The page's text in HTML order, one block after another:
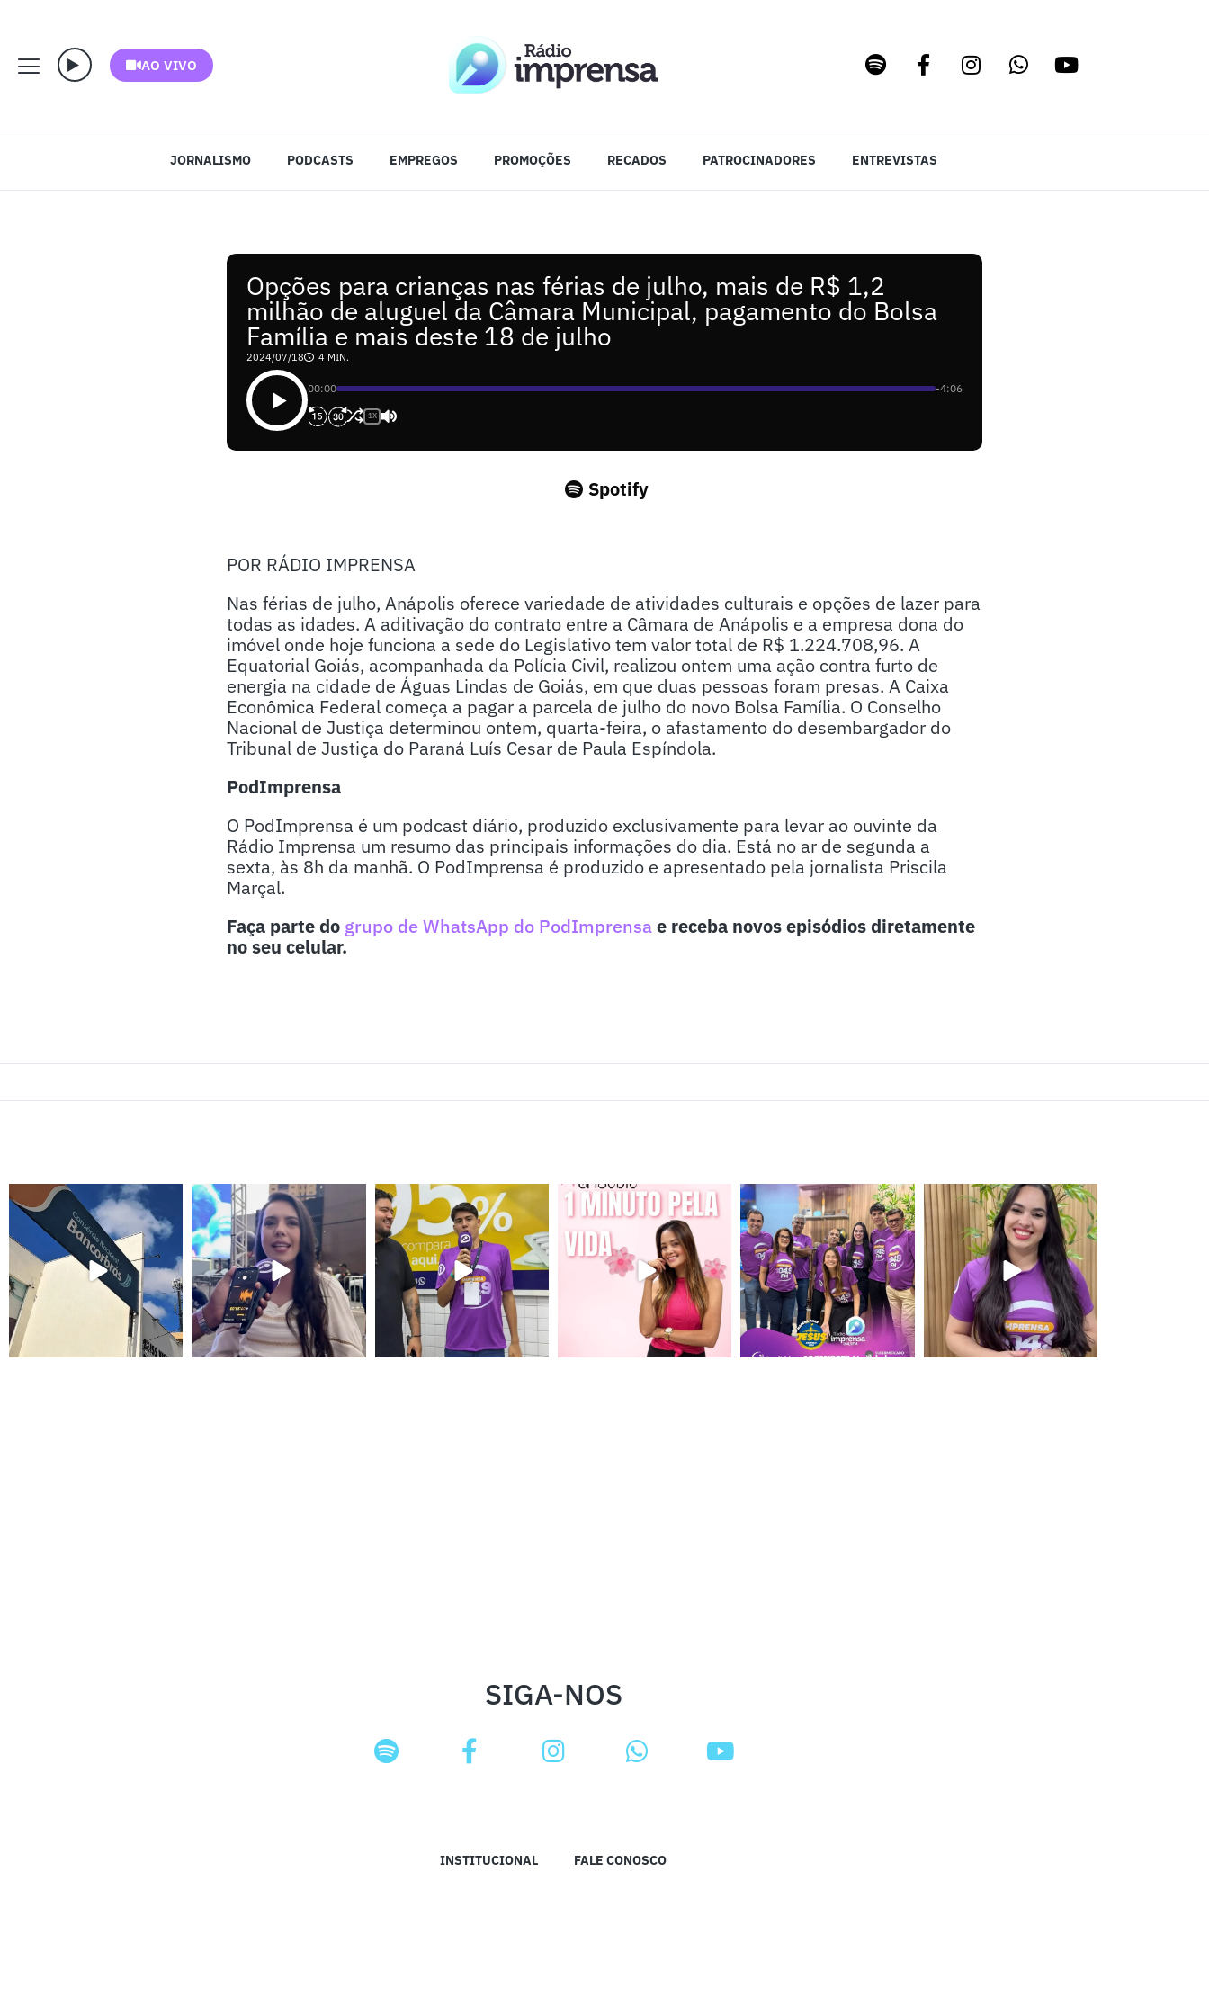
AO VIVO
JORNALISMO PODCASTS EMPREGOS PROMOÇÕES RECADOS PATROCINADORES ENTREVISTAS
Opções para crianças nas férias de julho, mais de R$ 1,2
milhão de aluguel da Câmara Municipal, pagamento do Bolsa
Família e mais deste 18 de julho
2024/07/18 4 MIN.
00:00 -4:06
1X
Spotify
POR RÁDIO IMPRENSA
Nas férias de julho, Anápolis oferece variedade de atividades culturais e opções de lazer para
todas as idades. A aditivação do contrato entre a Câmara de Anápolis e a empresa dona do
imóvel onde hoje funciona a sede do Legislativo tem valor total de R$ 1.224.708,96. A
Equatorial Goiás, acompanhada da Polícia Civil, realizou ontem uma ação contra furto de
energia na cidade de Águas Lindas de Goiás, em que duas pessoas foram presas. A Caixa
Econômica Federal começa a pagar a parcela de julho do novo Bolsa Família. O Conselho
Nacional de Justiça determinou ontem, quarta-feira, o afastamento do desembargador do
Tribunal de Justiça do Paraná Luís Cesar de Paula Espíndola.
PodImprensa
O PodImprensa é um podcast diário, produzido exclusivamente para levar ao ouvinte da
Rádio Imprensa um resumo das principais informações do dia. Está no ar de segunda a
sexta, às 8h da manhã. O PodImprensa é produzido e apresentado pela jornalista Priscila
Marçal.
Faça parte do grupo de WhatsApp do PodImprensae receba novos episódios diretamente
no seu celular.
SIGA-NOS
INSTITUCIONAL FALE CONOSCO